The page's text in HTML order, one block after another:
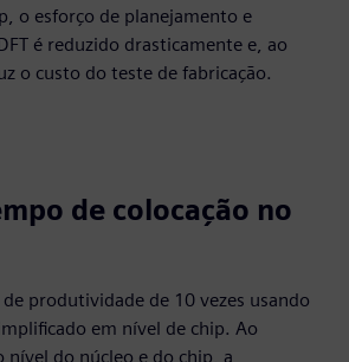
o esforço de planejamento e
é reduzido drasticamente e, ao
o custo do teste de fabricação.
de colocação no
produtividade de 10 vezes usando
em nível de chip. Ao
nível do núcleo e do chip, a